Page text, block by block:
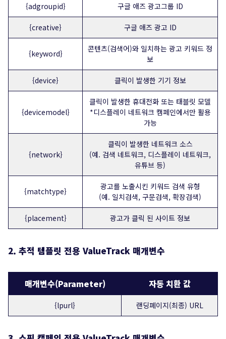
{adgroupid} 구글 애즈 광고그룹 ID
{creative} 구글 애즈 광고 ID
{keyword}
콘텐츠(검색어)와 일치하는 광고 키워드 정
보
{device} 클릭이 발생한 기기 정보
{devicemodel}
클릭이 발생한 휴대전화 또는 태블릿 모델
*디스플레이 네트워크 캠페인에서만 활용
가능
{network}
클릭이 발생한 네트워크 소스
(예. 검색 네트워크, 디스플레이 네트워크,
유튜브 등)
{matchtype}
광고를 노출시킨 키워드 검색 유형
(예. 일치검색, 구문검색, 확장검색)
{placement} 광고가 클릭 된 사이트 정보
2. 추적 템플릿 전용 ValueTrack 매개변수
매개변수(Parameter) 자동 치환 값
{lpurl} 랜딩페이지(최종) URL